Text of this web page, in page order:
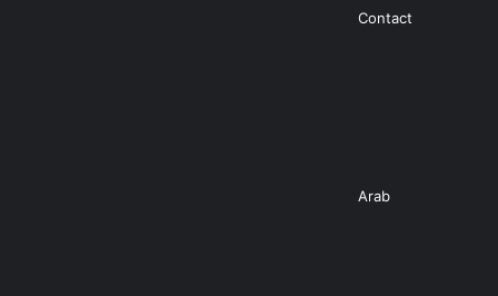
Contact
Arab